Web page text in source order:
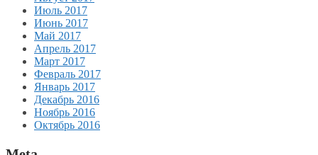
Июль 2017
Июнь 2017
Май 2017
Апрель 2017
Март 2017
Февраль 2017
Январь 2017
Декабрь 2016
Ноябрь 2016
Октябрь 2016